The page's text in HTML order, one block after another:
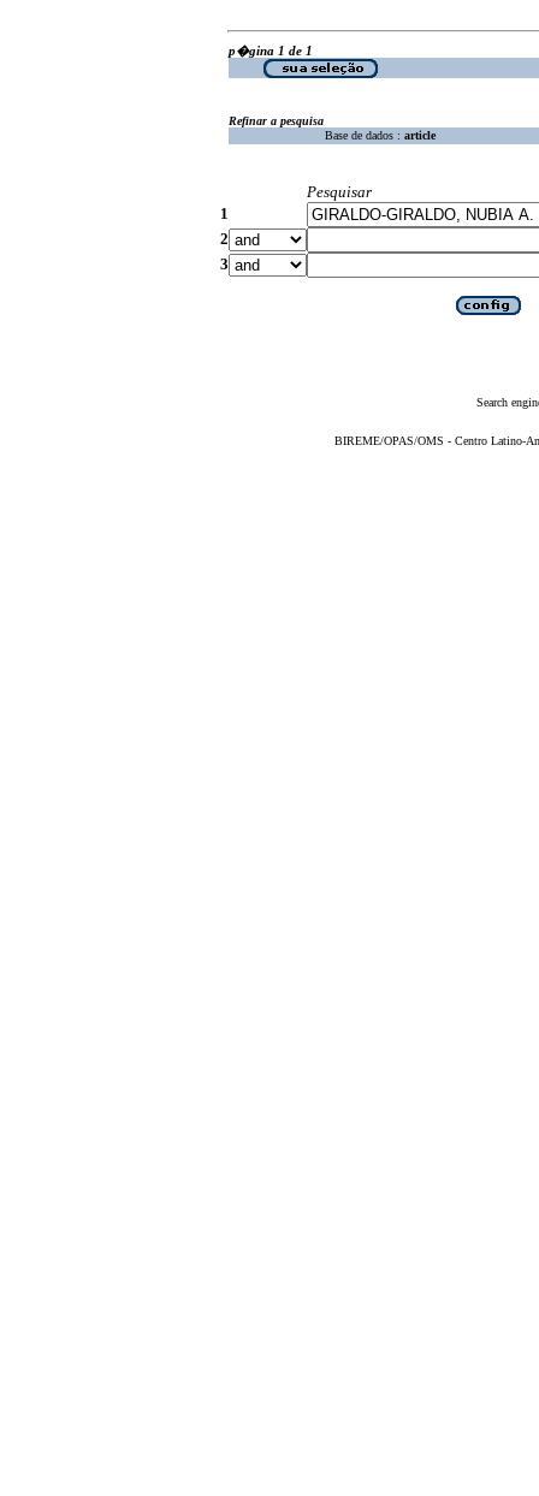
p�gina 1 de 1
Refinar a pesquisa
Base de dados : article
Pesquisar
1
2
3
Search
BIREME/OPAS/OMS - Centro Latino-